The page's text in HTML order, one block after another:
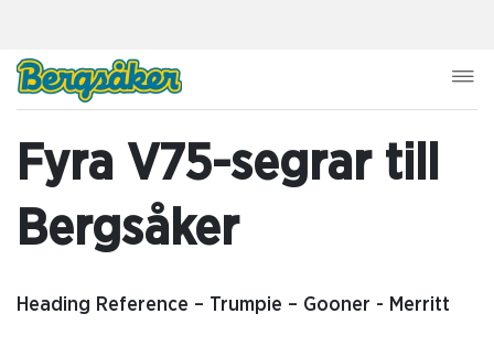
Fyra V75-segrar till
Bergsåker
Heading Reference – Trumpie – Gooner - Merritt